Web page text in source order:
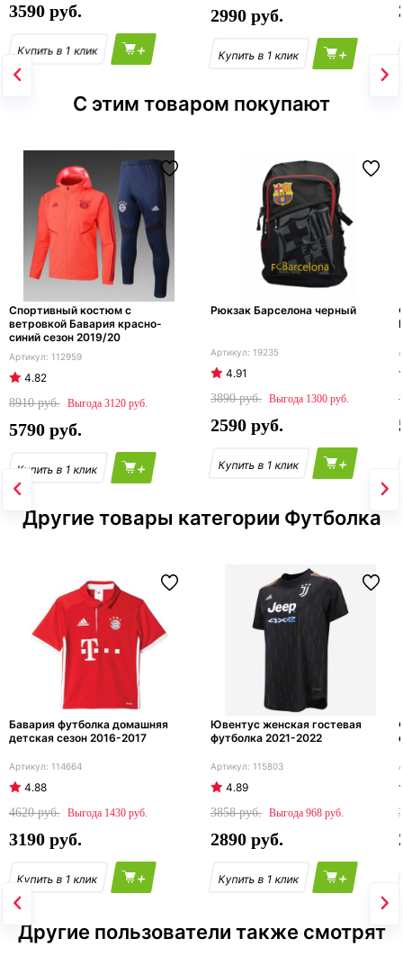
3590
+
2990
+
С этим товаром покупают
Cпортивный костюм с
ветровкой Бавария красно-
синий сезон 2019/20
112959
4.82
8910
3120
5790
+
Рюкзак Барселона черный
19235
4.91
3890
1300
2590
+
Другие товары категории Футболка
Бавария футболка домашняя
детская сезон 2016-2017
114664
4.88
4620
1430
3190
+
Ювентус женская гостевая
футболка 2021-2022
115803
4.89
3858
968
2890
+
Другие пользователи также смотрят